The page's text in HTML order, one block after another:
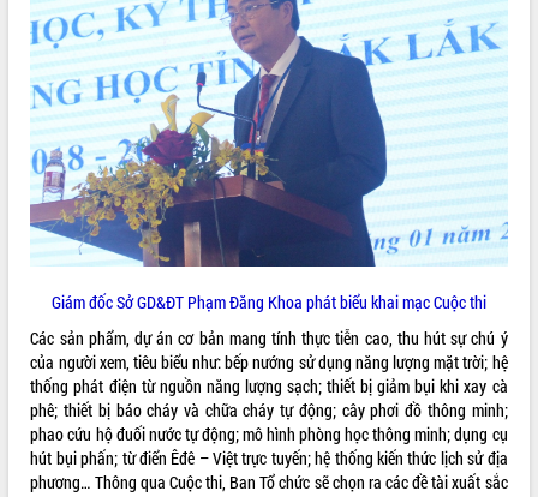
VIDEO
Khám bệnh, cấp phát thuốc miễn phí
Hội nghị UBND tỉnh Đắk Lắk thường kỳ
tháng 7/2026
Lễ truy tặng danh hiệu “Bà Mẹ Việt
Nam Anh hùng” và trao Huân chương
Lao động
UBND tỉnh Đắk Lắk triển khai nhiệm
vụ 6 tháng cuối năm 2026
ALBUM ẢNH
Giám đốc Sở GD&ĐT Phạm Đăng Khoa phát biểu khai mạc Cuộc thi
Các sản phẩm, dự án cơ bản mang tính thực tiễn cao, thu hút sự chú ý
của người xem, tiêu biểu như: bếp nướng sử dụng năng lượng mặt trời; hệ
thống phát điện từ nguồn năng lượng sạch; thiết bị giảm bụi khi xay cà
phê; thiết bị báo cháy và chữa cháy tự động; cây phơi đồ thông minh;
phao cứu hộ đuối nước tự động; mô hình phòng học thông minh; dụng cụ
hút bụi phấn; từ điển Êđê – Việt trực tuyến; hệ thống kiến thức lịch sử địa
phương… Thông qua Cuộc thi, Ban Tổ chức sẽ chọn ra các đề tài xuất sắc